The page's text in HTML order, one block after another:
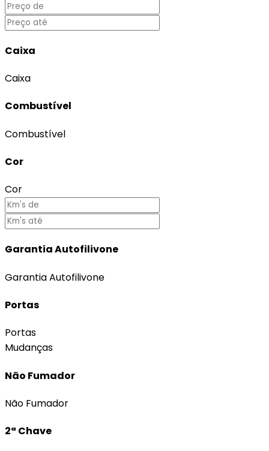
Caixa
Caixa
Combustível
Combustível
Cor
Cor
Garantia Autofilivone
Garantia Autofilivone
Portas
Portas
Mudanças
Não Fumador
Não Fumador
2ª Chave